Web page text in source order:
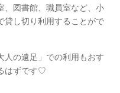
、図書館、職員室など、小
貸し切り利用することがで
人の遠足」での利用もおす
はずです♡